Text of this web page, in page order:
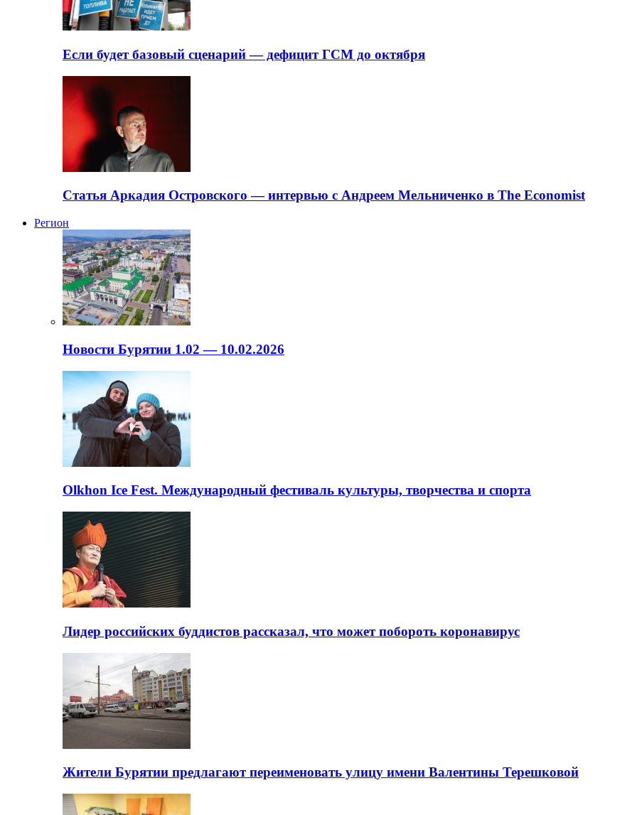
Если будет базовый сценарий — дефицит ГСМ до октября
Статья Аркадия Островского — интервью с Андреем Мельниченко в The Economist
Регион
Новости Бурятии 1.02 — 10.02.2026
Olkhon Ice Fest. Международный фестиваль культуры, творчества и спорта
Лидер российских буддистов рассказал, что может побороть коронавирус
Жители Бурятии предлагают переименовать улицу имени Валентины Терешковой